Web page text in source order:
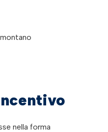
nella forma